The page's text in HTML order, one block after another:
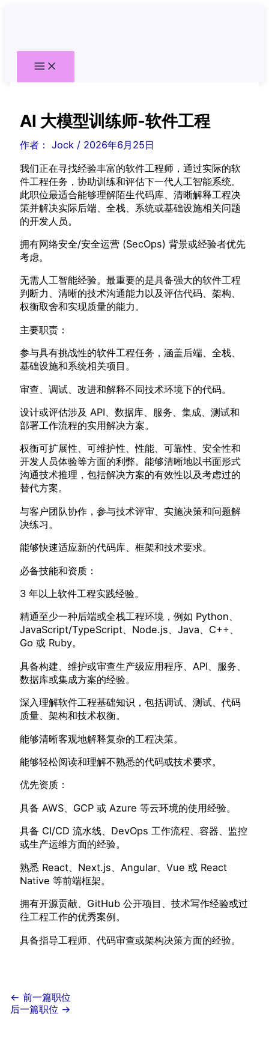
AI 大模型训练师-软件工程
作者： Jock / 2026年6月25日
我们正在寻找经验丰富的软件工程师，通过实际的软
件工程任务，协助训练和评估下一代人工智能系统。
此职位最适合能够理解陌生代码库、清晰解释工程决
策并解决实际后端、全栈、系统或基础设施相关问题
的开发人员。
拥有网络安全/安全运营 (SecOps) 背景或经验者优先
考虑。
无需人工智能经验。最重要的是具备强大的软件工程
判断力、清晰的技术沟通能力以及评估代码、架构、
权衡取舍和实现质量的能力。
主要职责：
参与具有挑战性的软件工程任务，涵盖后端、全栈、
基础设施和系统相关项目。
审查、调试、改进和解释不同技术环境下的代码。
设计或评估涉及 API、数据库、服务、集成、测试和
部署工作流程的实用解决方案。
权衡可扩展性、可维护性、性能、可靠性、安全性和
开发人员体验等方面的利弊。能够清晰地以书面形式
沟通技术推理，包括解决方案的有效性以及考虑过的
替代方案。
与客户团队协作，参与技术评审、实施决策和问题解
决练习。
能够快速适应新的代码库、框架和技术要求。
必备技能和资质：
3 年以上软件工程实践经验。
精通至少一种后端或全栈工程环境，例如 Python、
JavaScript/TypeScript、Node.js、Java、C++、
Go 或 Ruby。
具备构建、维护或审查生产级应用程序、API、服务、
数据库或集成方案的经验。
深入理解软件工程基础知识，包括调试、测试、代码
质量、架构和技术权衡。
能够清晰客观地解释复杂的工程决策。
能够轻松阅读和理解不熟悉的代码或技术要求。
优先资质：
具备 AWS、GCP 或 Azure 等云环境的使用经验。
具备 CI/CD 流水线、DevOps 工作流程、容器、监控
或生产运维方面的经验。
熟悉 React、Next.js、Angular、Vue 或 React
Native 等前端框架。
拥有开源贡献、GitHub 公开项目、技术写作经验或过
往工程工作的优秀案例。
具备指导工程师、代码审查或架构决策方面的经验。
← 前一篇职位
后一篇职位 →